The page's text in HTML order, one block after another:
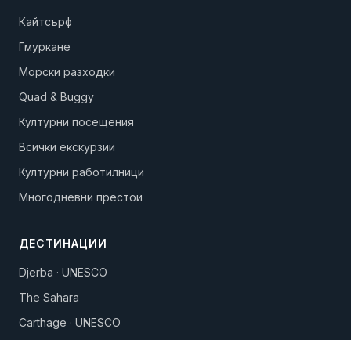
Кайтсърф
Гмуркане
Морски разходки
Quad & Buggy
Културни посещения
Всички екскурзии
Културни работилници
Многодневни престои
ДЕСТИНАЦИИ
Djerba · UNESCO
The Sahara
Carthage · UNESCO